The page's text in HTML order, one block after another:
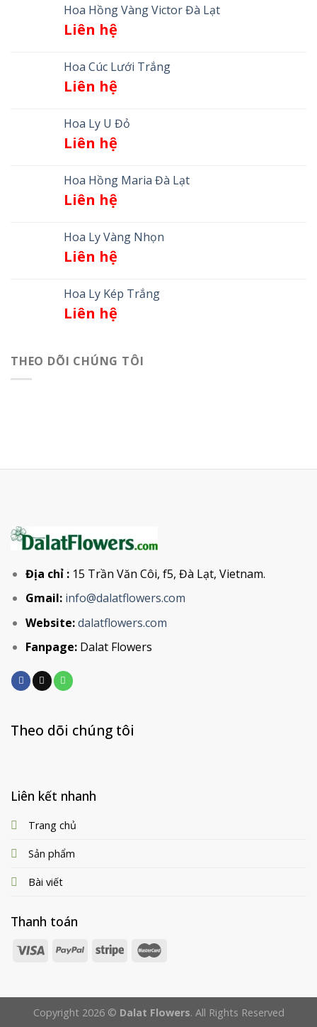
Hoa Hồng Vàng Victor Đà Lạt
Liên hệ
Hoa Cúc Lưới Trắng
Liên hệ
Hoa Ly U Đỏ
Liên hệ
Hoa Hồng Maria Đà Lạt
Liên hệ
Hoa Ly Vàng Nhọn
Liên hệ
Hoa Ly Kép Trắng
Liên hệ
THEO DÕI CHÚNG TÔI
Địa chỉ :15 Trần Văn Côi, f5, Đà Lạt, Vietnam.
Gmail: info@dalatflowers.com
Website:dalatflowers.com
Fanpage: Dalat Flowers
Liên kết nhanh
Trang chủ
Sản phẩm
Bài viết
Thanh toán
Theo dõi chúng tôi
Copyright 2026 © Dalat Flowers. All Rights Reserved